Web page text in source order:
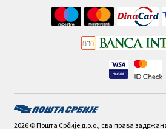
2026 © Пошта Србије д.о.о., сва права